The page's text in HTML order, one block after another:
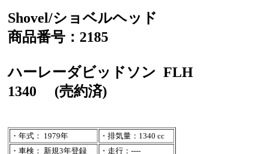
Shovel/ショベルヘッド
商品番号：2185
ハーレーダビッドソン FLH
1340
(売約済)
・年式： 1979年
・排気量：1340 cc
・車検： 新規3年登録
・走行：----